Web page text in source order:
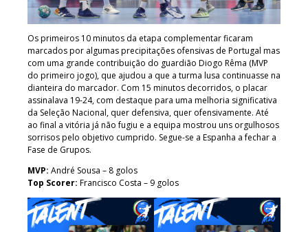
Os primeiros 10 minutos da etapa complementar ficaram
marcados por algumas precipitações ofensivas de Portugal mas
com uma grande contribuição do guardião Diogo Rêma (MVP
do primeiro jogo), que ajudou a que a turma lusa continuasse na
dianteira do marcador. Com 15 minutos decorridos, o placar
assinalava 19-24, com destaque para uma melhoria significativa
da Seleção Nacional, quer defensiva, quer ofensivamente. Até
ao final a vitória já não fugiu e a equipa mostrou uns orgulhosos
sorrisos pelo objetivo cumprido. Segue-se a Espanha a fechar a
Fase de Grupos.
MVP: André Sousa – 8 golos
Top Scorer: Francisco Costa – 9 golos